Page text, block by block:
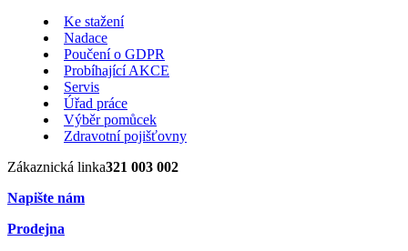
Ke stažení
Nadace
Poučení o GDPR
Probíhající AKCE
Servis
Úřad práce
Výběr pomůcek
Zdravotní pojišťovny
Zákaznická linka321 003 002
Napište nám
Prodejna